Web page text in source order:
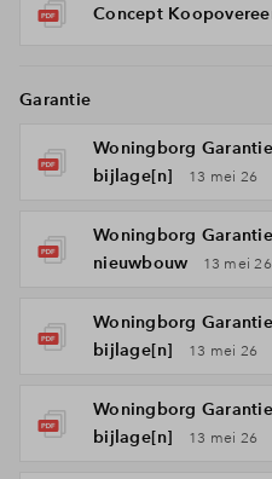
Concept
Garantie
Woningborg
bijlage[n]
13 mei 26
Woningborg
nieuwbouw
13 mei 26
Woningborg
bijlage[n]
13 mei 26
Woningborg
bijlage[n]
13 mei 26